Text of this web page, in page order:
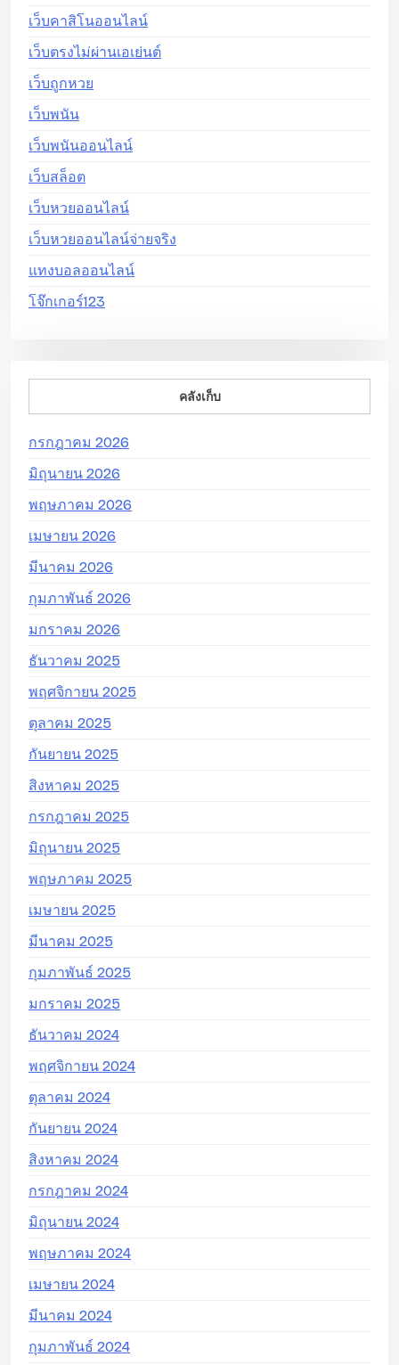
เว็บคาสิโนออนไลน์
เว็บตรงไม่ผ่านเอเย่นต์
เว็บถูกหวย
เว็บพนัน
เว็บพนันออนไลน์
เว็บสล็อต
เว็บหวยออนไลน์
เว็บหวยออนไลน์จ่ายจริง
แทงบอลออนไลน์
โจ๊กเกอร์123
คลังเก็บ
กรกฎาคม 2026
มิถุนายน 2026
พฤษภาคม 2026
เมษายน 2026
มีนาคม 2026
กุมภาพันธ์ 2026
มกราคม 2026
ธันวาคม 2025
พฤศจิกายน 2025
ตุลาคม 2025
กันยายน 2025
สิงหาคม 2025
กรกฎาคม 2025
มิถุนายน 2025
พฤษภาคม 2025
เมษายน 2025
มีนาคม 2025
กุมภาพันธ์ 2025
มกราคม 2025
ธันวาคม 2024
พฤศจิกายน 2024
ตุลาคม 2024
กันยายน 2024
สิงหาคม 2024
กรกฎาคม 2024
มิถุนายน 2024
พฤษภาคม 2024
เมษายน 2024
มีนาคม 2024
กุมภาพันธ์ 2024